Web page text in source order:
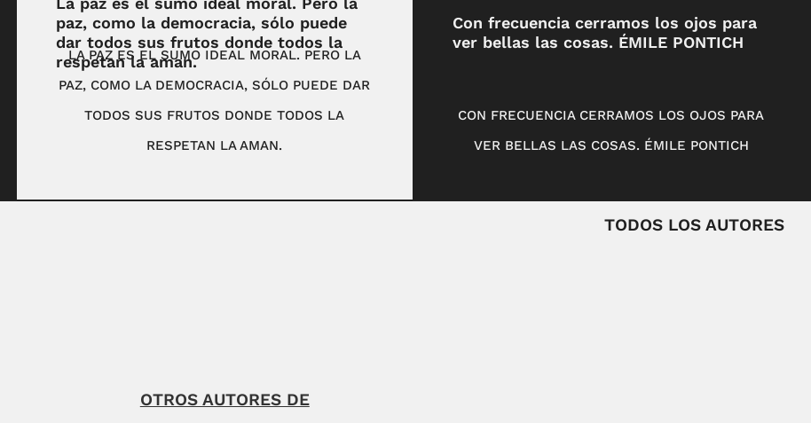
paz, como la democracia, sólo puede
dar todos sus frutos donde todos la
respetan la aman.
LA PAZ ES EL SUMO IDEAL MORAL. PERO LA
PAZ, COMO LA DEMOCRACIA, SÓLO PUEDE DAR
TODOS SUS FRUTOS DONDE TODOS LA
RESPETAN LA AMAN.
Con frecuencia cerramos los ojos para
ver bellas las cosas. ÉMILE PONTICH
CON FRECUENCIA CERRAMOS LOS OJOS PARA
VER BELLAS LAS COSAS. ÉMILE PONTICH
TODOS LOS AUTORES
OTROS AUTORES DE